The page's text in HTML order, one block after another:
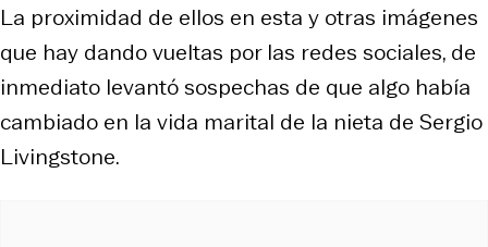
La proximidad de ellos en esta y otras imágenes
que hay dando vueltas por las redes sociales, de
inmediato levantó sospechas de que algo había
cambiado en la vida marital de la nieta de Sergio
Livingstone.